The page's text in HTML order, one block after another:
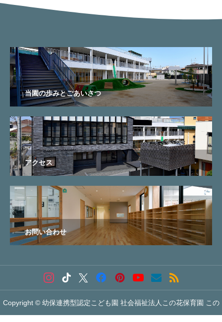
当園の歩みとごあいさつ
アクセス
お問い合わせ
Copyright © 幼保連携型認定こども園 社会福祉法人この花保育園 この